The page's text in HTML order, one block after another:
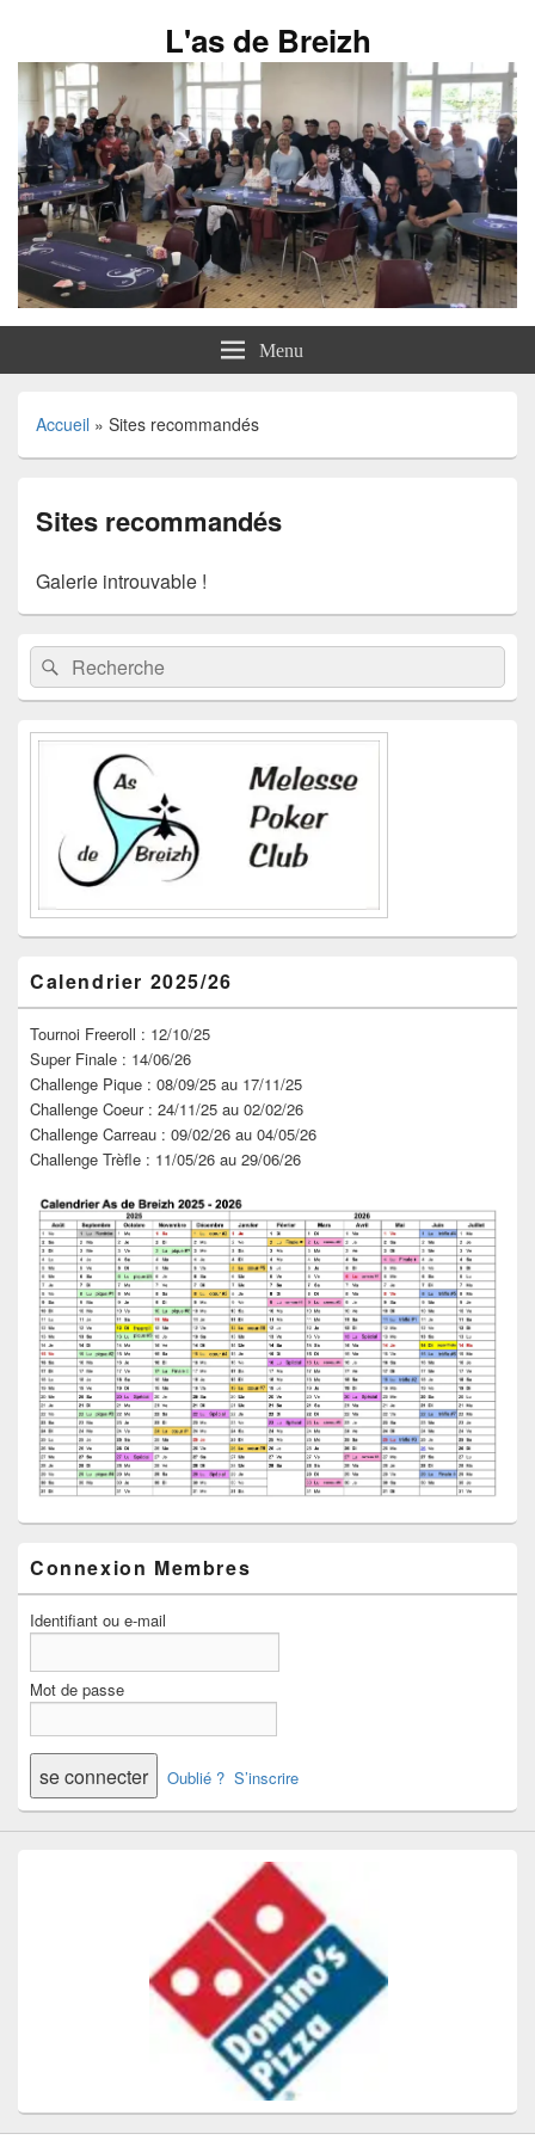
L'as de Breizh
Menu
Accueil » Sites recommandés
Sites recommandés
Galerie introuvable !
Zone
principale
de
widget
pour
Recherche :Rechercher
Calendrier 2025/26
Tournoi Freeroll : 12/10/25
Super Finale : 14/06/26
Challenge Pique : 08/09/25 au 17/11/25
Challenge Coeur : 24/11/25 au 02/02/26
Challenge Carreau : 09/02/26 au 04/05/26
Challenge Trèfle : 11/05/26 au 29/06/26
Connexion Membres
Identifiant ou e-mail
Mot de passe
Oublié ? S’inscrire